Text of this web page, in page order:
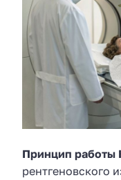
Принцип работы
рентгеновского